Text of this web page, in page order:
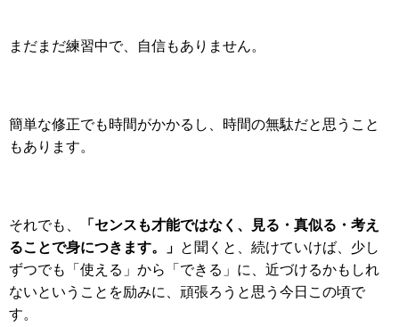
まだまだ練習中で、自信もありません。
簡単な修正でも時間がかかるし、時間の無駄だと思うこと
もあります。
それでも、
「センスも才能ではなく、見る・真似る・考え
ることで身につきます。」 と聞くと、続けていけば、少し
ずつでも「使える」から「できる」に、 近づけるかもしれ
ないということを励みに、頑張ろうと思う今日この頃で
す。